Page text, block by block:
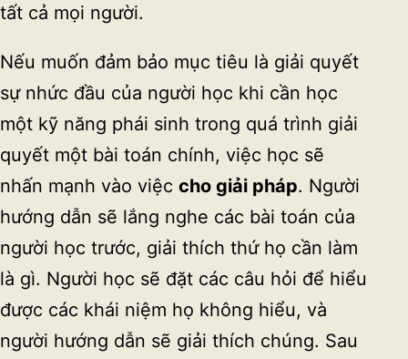
tất cả mọi người.
Nếu muốn đảm bảo mục tiêu là giải quyết
sự nhức đầu của người học khi cần học
một kỹ năng phái sinh trong quá trình giải
quyết một bài toán chính, việc học sẽ
nhấn mạnh vào việc cho giải pháp. Người
hướng dẫn sẽ lắng nghe các bài toán của
người học trước, giải thích thứ họ cần làm
là gì. Người học sẽ đặt các câu hỏi để hiểu
được các khái niệm họ không hiểu, và
người hướng dẫn sẽ giải thích chúng. Sau